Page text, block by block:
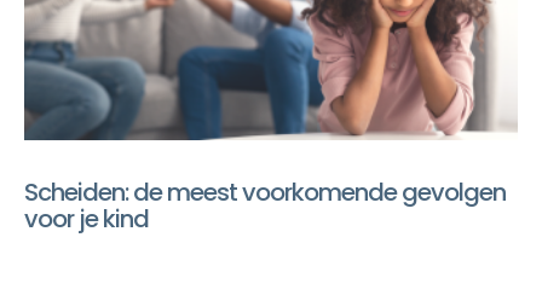
Scheiden: de meest voorkomende gevolgen
voor je kind